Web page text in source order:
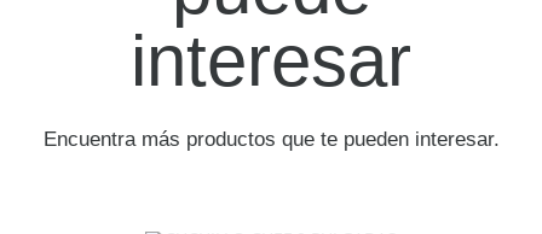
interesar
Encuentra más productos que te pueden interesar.